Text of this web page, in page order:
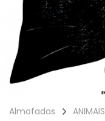
Almofadas ANIMAIS